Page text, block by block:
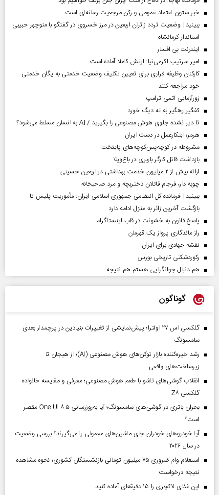
خبر ستون اعتماد عمومی و رکن مرجعیت رسانه‌ای است
ببینید | وضعیت تردد زائران اربعین در مرز خسروی در گفتگو با منوچهر حبیبی
استاندار کرمانشاه
اینترنت بی افسار
امیر سرتیپ اکرمی‌نیا: ارتش کاملا آماده است
کارکنان وظیفه فراری برای تعیین تکلیف وضعیت خدمتی به یگان خدمتی
خود مراجعه کنند
زورآزمایی اتمی ترامپ
کفگیر رهگیر به ته دیگ خورد
تا دیر نشده جلوی هوش مصنوعی را بگیرید / AI به انسان مسلط می‌شود؟
هرمز؛ ابتکارعمل در دست ایران
مشروطه در کوچه‌پس‌کوچه‌های پایتخت
بازداشت قاتل کارگر باربری در باغ‌ویلا
ارائه بیش از ۲ میلیون خدمت بهداشتی در اربعین حسینی
چوبه دار، فرجام قاتلان دختربچه و مرد صاحبخانه
ببینید | فرمانده کل انتظامی جمهوری اسلامی ایران­: مأموریت پلیس تا
بازگشت آخرین زائر به منزل ادامه دارد
پاسخ قانون به خشونت در قاب اینستاگرام
راز ماندگاری پرواز یک قهرمان
نقشه جهادی برای ایران
رکوردشکنی تاریخی بورس
هم دنبال جوانگرایی هستم هم نتیجه
گوناگون
گلکسی اس ۲۷ اولترا؛ پیش‌نمایشی از تغییرات بنیادین در پرچمدار بعدی
سامسونگ
رشد خیره‌کننده بازار توکن‌های هوش مصنوعی (AI)؛ از هیجان تا
زیرساخت‌های واقعی
انقلاب گوشی‌های تاشو‌ با طعم هوش مصنوعی؛ معرفی و مقایسه خانواده
گلکسی Z۸
بحران باتری در گوشی‌های سامسونگ؛ آیا به‌روزرسانی One UI ۸.۵ مقصر
است؟
آیا خودروهای خودران جای ماشین‌های معمولی را می‌گیرند؟ بررسی وضعیت
در سال ۲۰۲۶
استعلام وام ضروری ۷۵ میلیون تومانی بازنشستگان کشوری؛ نحوه مشاهده
نتیجه درخواست
این غذای لاکچری را ۱۵ دقیقه‌ای آماده کنید